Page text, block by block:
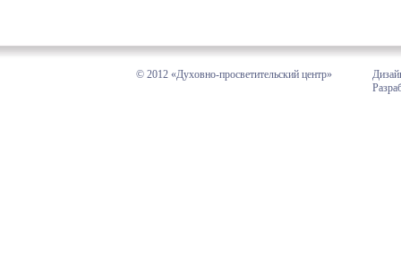
© 2012 «Духовно-просветительский центр»